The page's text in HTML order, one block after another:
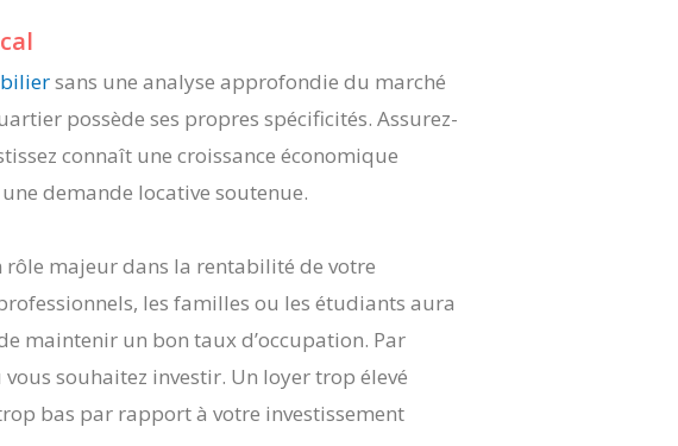
sans une analyse approfondie du marché
possède ses propres spécificités. Assurez-
connaît une croissance économique
demande locative soutenue.
majeur dans la rentabilité de votre
les familles ou les étudiants aura
maintenir un bon taux d’occupation. Par
souhaitez investir. Un loyer trop élevé
bas par rapport à votre investissement